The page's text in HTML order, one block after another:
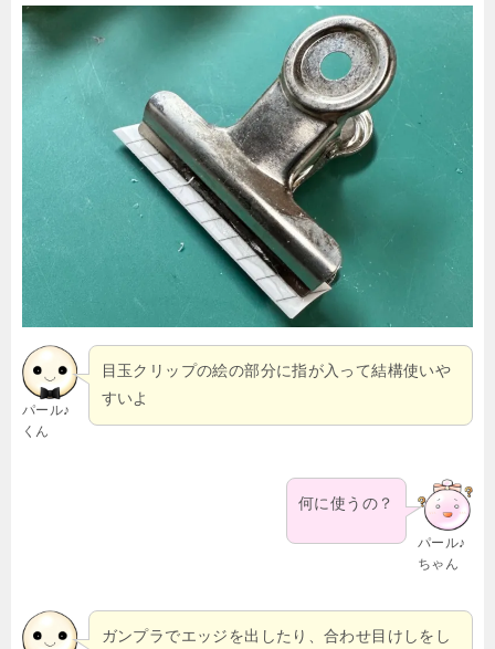
パール♪
くん
目玉クリップの絵の部分に指が入って結構使いや
すいよ
パール♪
ちゃん
何に使うの？
ガンプラでエッジを出したり、合わせ目けしをし